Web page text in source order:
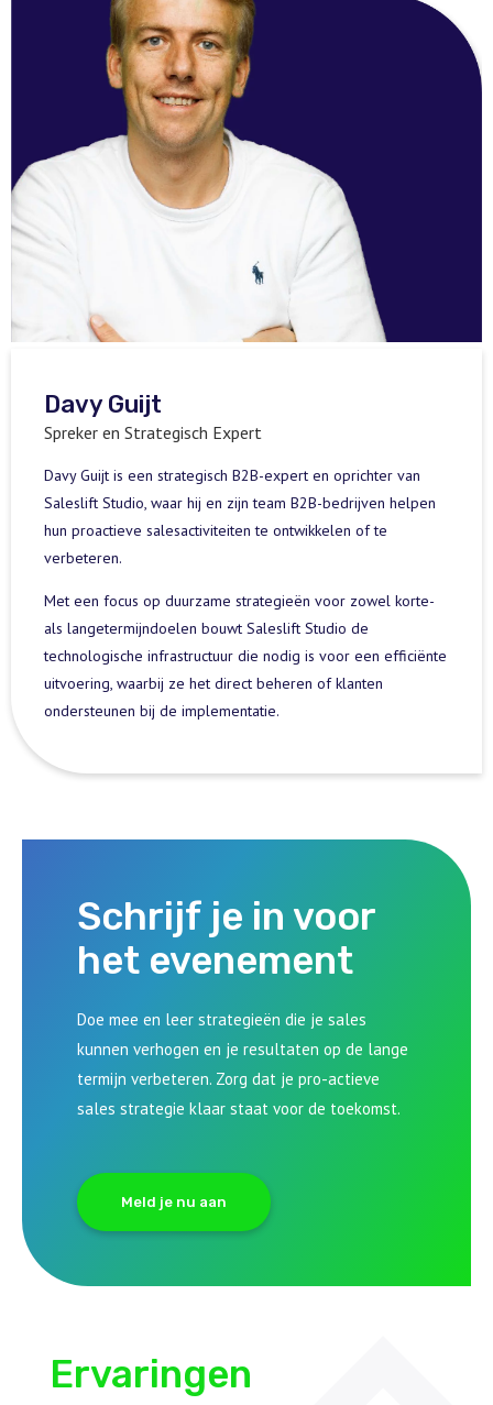
Davy Guijt
Spreker en Strategisch Expert
Davy Guijt is een strategisch B2B-expert en oprichter van
Saleslift Studio, waar hij en zijn team B2B-bedrijven helpen
hun proactieve salesactiviteiten te ontwikkelen of te
verbeteren.
Met een focus op duurzame strategieën voor zowel korte-
als langetermijndoelen bouwt Saleslift Studio de
technologische infrastructuur die nodig is voor een efficiënte
uitvoering, waarbij ze het direct beheren of klanten
ondersteunen bij de implementatie.
Schrijf je in voor
het evenement
Doe mee en leer strategieën die je sales
kunnen verhogen en je resultaten op de lange
termijn verbeteren. Zorg dat je pro-actieve
sales strategie klaar staat voor de toekomst.
Meld je nu aan
Ervaringen